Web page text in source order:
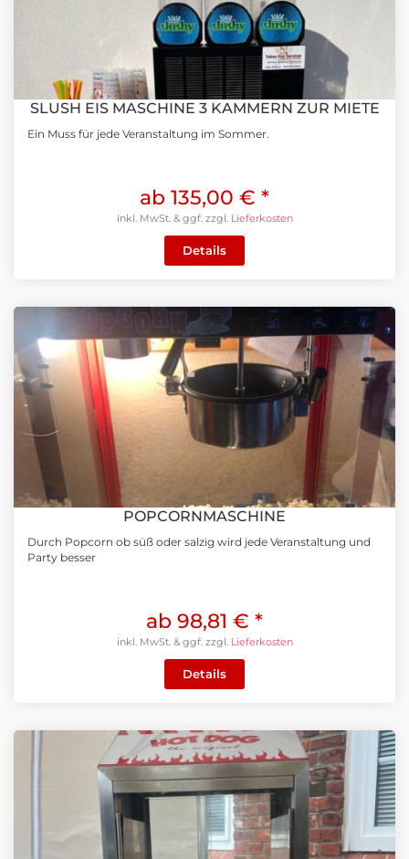
SLUSH EIS MASCHINE 3 KAMMERN ZUR MIETE
Ein Muss für jede Veranstaltung im Sommer.
ab 135,00 € *
inkl. MwSt. & ggf. zzgl. Lieferkosten
Details
POPCORNMASCHINE
Durch Popcorn ob süß oder salzig wird jede Veranstaltung und
Party besser
ab 98,81 € *
inkl. MwSt. & ggf. zzgl. Lieferkosten
Details